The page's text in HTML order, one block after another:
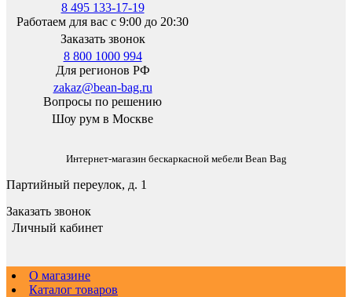
8 495 133-17-19
Работаем для вас с 9:00 до 20:30
Заказать звонок
8 800 1000 994
Для регионов РФ
zakaz@bean-bag.ru
Вопросы по решению
Шоу рум в Москве
Интернет-магазин бескаркасной мебели Bean Bag
Партийный переулок, д. 1
Заказать звонок
Личный кабинет
О магазине
Каталог товаров